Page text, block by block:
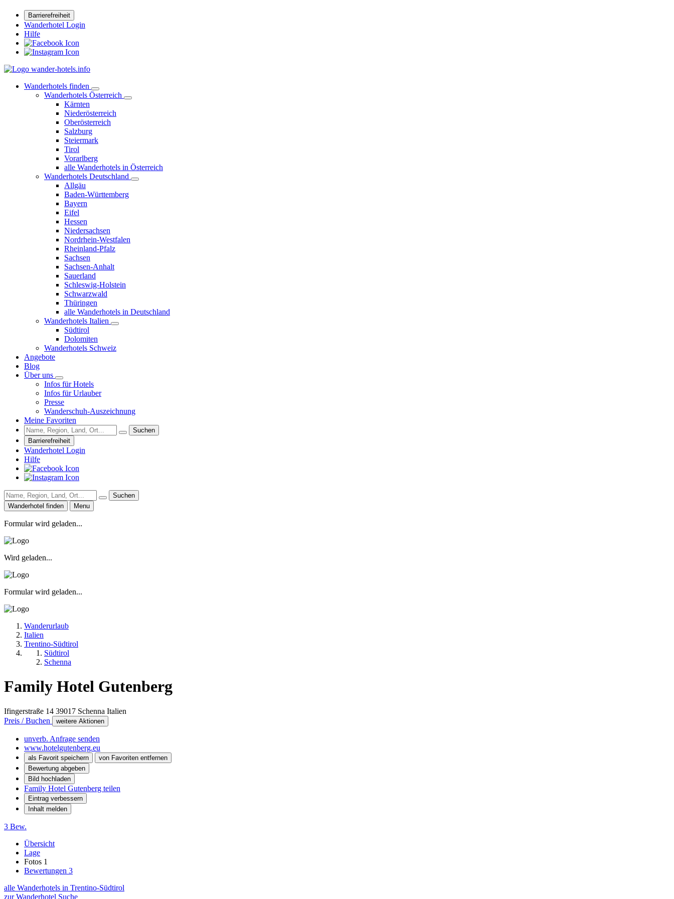
Barrierefreiheit
Wanderhotel Login
Hilfe
Wanderhotels finden
Wanderhotels Österreich
Kärnten
Niederösterreich
Oberösterreich
Salzburg
Steiermark
Tirol
Vorarlberg
alle Wanderhotels in Österreich
Wanderhotels Deutschland
Allgäu
Baden-Württemberg
Bayern
Eifel
Hessen
Niedersachsen
Nordrhein-Westfalen
Rheinland-Pfalz
Sachsen
Sachsen-Anhalt
Sauerland
Schleswig-Holstein
Schwarzwald
Thüringen
alle Wanderhotels in Deutschland
Wanderhotels Italien
Südtirol
Dolomiten
Wanderhotels Schweiz
Angebote
Blog
Über uns
Infos für Hotels
Infos für Urlauber
Presse
Wanderschuh-Auszeichnung
Meine Favoriten
Suchen
Barrierefreiheit
Wanderhotel Login
Hilfe
Suchen
Wanderhotel finden
Menu
Formular wird geladen...
Wird geladen...
Formular wird geladen...
Wanderurlaub
Italien
Trentino-Südtirol
Südtirol
Schenna
Family Hotel Gutenberg
Ifingerstraße 14 39017 Schenna Italien
Preis / Buchen
weitere Aktionen
unverb. Anfrage senden
www.hotelgutenberg.eu
als Favorit speichern
von Favoriten entfernen
Bewertung abgeben
Bild hochladen
Family Hotel Gutenberg teilen
Eintrag verbessern
Inhalt melden
3 Bew.
Übersicht
Lage
Fotos 1
Bewertungen 3
alle Wanderhotels in Trentino-Südtirol
zur Wanderhotel Suche